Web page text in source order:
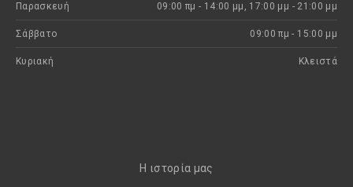
Παρασκευή 09:00 πμ - 14:00 μμ, 17:00 μμ - 21:00 μμ
Σάββατο 09:00 πμ - 15:00 μμ
Κυριακή Kλειστά
H ιστορία μας